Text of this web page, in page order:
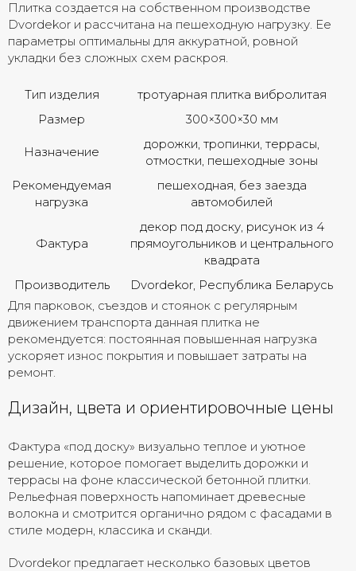
Плитка создается на собственном производстве
Dvordekor и рассчитана на пешеходную нагрузку. Ее
параметры оптимальны для аккуратной, ровной
укладки без сложных схем раскроя.
Тип изделия
тротуарная плитка вибролитая
Размер
300×300×30 мм
Назначение
дорожки, тропинки, террасы,
отмостки, пешеходные зоны
Рекомендуемая
нагрузка
пешеходная, без заезда
автомобилей
Фактура
декор под доску, рисунок из 4
прямоугольников и центрального
квадрата
Производитель
Dvordekor, Республика Беларусь
Для парковок, съездов и стоянок с регулярным
движением транспорта данная плитка не
рекомендуется: постоянная повышенная нагрузка
ускоряет износ покрытия и повышает затраты на
ремонт.
Дизайн, цвета и ориентировочные цены
Фактура «под доску» визуально теплое и уютное
решение, которое помогает выделить дорожки и
террасы на фоне классической бетонной плитки.
Рельефная поверхность напоминает древесные
волокна и смотрится органично рядом с фасадами в
стиле модерн, классика и сканди.
Dvordekor предлагает несколько базовых цветов